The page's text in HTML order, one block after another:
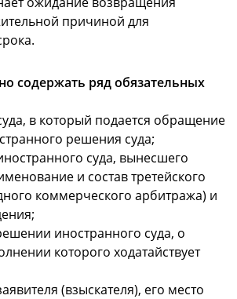
причиной для
содержать ряд обязательных
в который подается обращение
решения суда;
суда, вынесшего
и состав третейского
коммерческого арбитража) и
иностранного суда, о
которого ходатайствует
(взыскателя), его место